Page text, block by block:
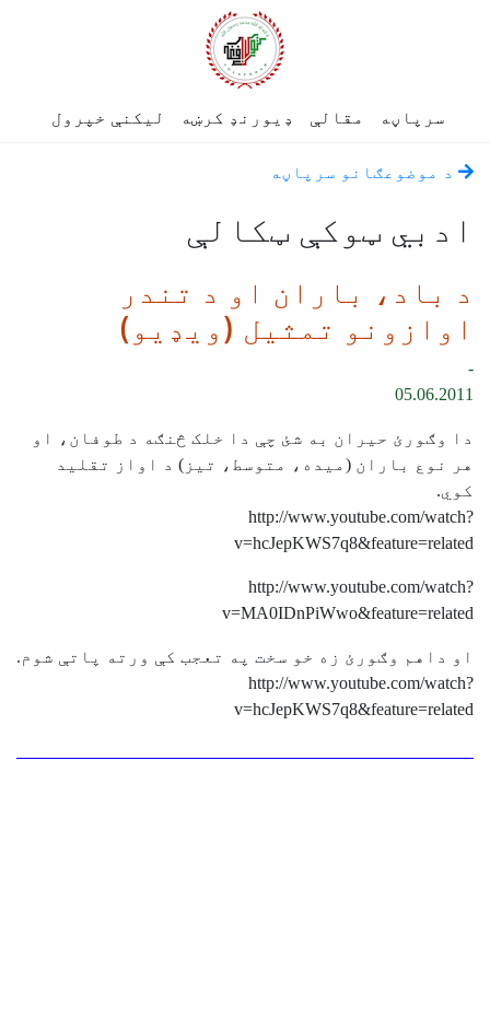
سرپاڼه مقالې ډیورنډ کرښه لیکنې خپرول
د موضوعګانو سرپاڼه
ادبي ټوکې ټکالې
د باد، باران او د تندر
اوازونو تمثیل (ویډیو)
-
05.06.2011
دا وګورئ حیران به شئ چې دا خلک څنګه د طوفان، او
هر نوع باران (میده، متوسط، تیز) د اواز تقلید
کوي.
http://www.youtube.com/watch?
v=hcJepKWS7q8&feature=related
http://www.youtube.com/watch?
v=MA0IDnPiWwo&feature=related
او داهم وګورئ زه خو سخت په تعجب کې ورته پاتې شوم.
http://www.youtube.com/watch?
v=hcJepKWS7q8&feature=related